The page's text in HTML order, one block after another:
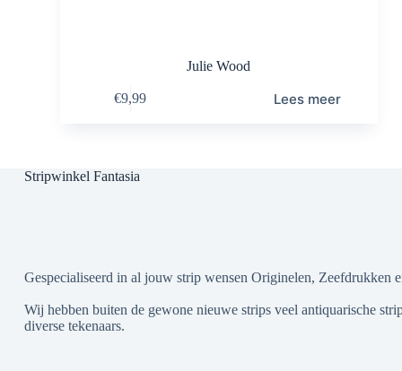
Julie Wood
€9,99 Lees meer
Stripwinkel Fantasia
Gespecialiseerd in al jouw strip wensen Originelen, Zeefdrukken
Wij hebben buiten de gewone nieuwe strips veel antiquarische
diverse tekenaars.